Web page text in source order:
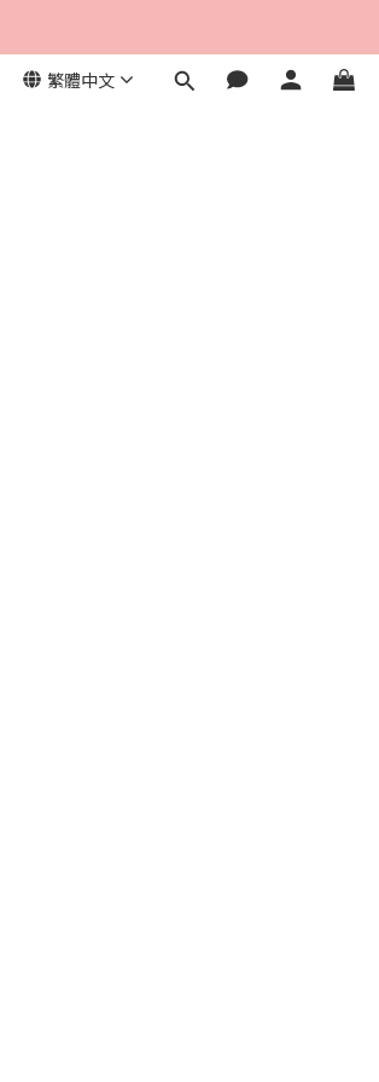
繁體中文